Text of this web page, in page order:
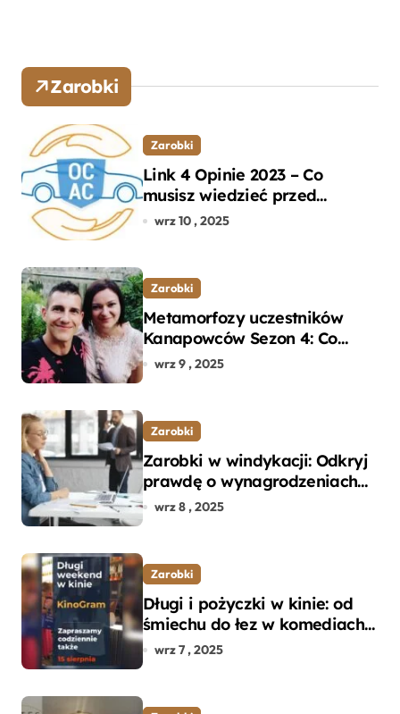
Zarobki
Zarobki
Link 4 Opinie 2023 – Co
musisz wiedzieć przed
wyborem ubezpieczenia OC i
wrz 10 , 2025
Zarobki
Metamorfozy uczestników
Kanapowców Sezon 4: Co
naprawdę zaskoczyło
wrz 9 , 2025
Zarobki
Zarobki w windykacji: Odkryj
prawdę o wynagrodzeniach
specjalistów w branży
wrz 8 , 2025
Zarobki
Długi i pożyczki w kinie: od
śmiechu do łez w komediach i
dramatach
wrz 7 , 2025